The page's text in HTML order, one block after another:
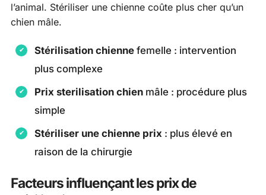
l’animal. Stériliser une chienne coûte plus cher qu’un
chien mâle.
Stérilisation chienne femelle : intervention
plus complexe
Prix sterilisation chien mâle : procédure plus
simple
Stériliser une chienne prix : plus élevé en
raison de la chirurgie
Facteurs influençant les prix de